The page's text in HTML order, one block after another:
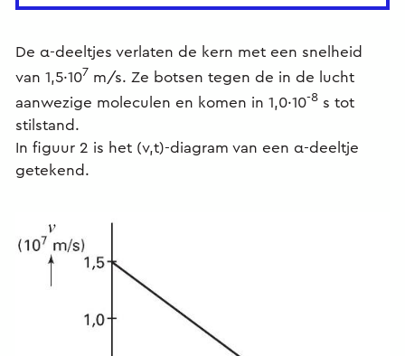
De α-deeltjes verlaten de kern met een snelheid
van 1,5·107 m/s. Ze botsen tegen de in de lucht
aanwezige moleculen en komen in 1,0·10-8 s tot
stilstand.
In figuur 2 is het (v,t)-diagram van een α-deeltje
getekend.